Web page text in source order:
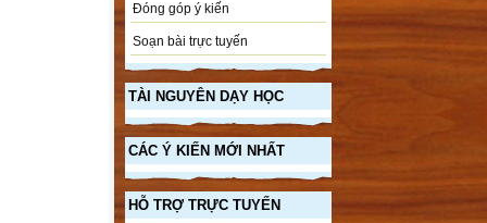
Đóng góp ý kiến
Soạn bài trực tuyến
TÀI NGUYÊN DẠY HỌC
CÁC Ý KIẾN MỚI NHẤT
HỖ TRỢ TRỰC TUYẾN